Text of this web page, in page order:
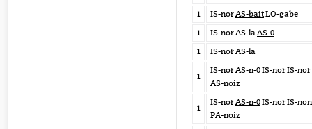
1 IS-norAS-baitLO-gabe
1
IS-nor AS-laAS-0
1
IS-norAS-la
1
IS-nor AS-n-0 IS-nor IS-nor
AS-noiz
1
IS-norAS-n-0IS-nor IS-non
PA-noiz